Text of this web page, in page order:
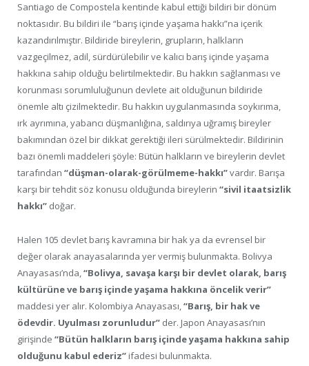
Santiago de Compostela kentinde kabul ettiği bildiri bir dönüm
noktasıdır. Bu bildiri ile “barış içinde yaşama hakkı”na içerik
kazandırılmıştır. Bildiride bireylerin, grupların, halkların
vazgeçilmez, adil, sürdürülebilir ve kalıcı barış içinde yaşama
hakkına sahip olduğu belirtilmektedir. Bu hakkın sağlanması ve
korunması sorumluluğunun devlete ait olduğunun bildiride
önemle altı çizilmektedir. Bu hakkın uygulanmasında soykırıma,
ırk ayrımına, yabancı düşmanlığına, saldırıya uğramış bireyler
bakımından özel bir dikkat gerektiği ileri sürülmektedir. Bildirinin
bazı önemli maddeleri şöyle: Bütün halkların ve bireylerin devlet
tarafından “düşman-olarak-görülmeme-hakkı”vardır. Barışa
karşı bir tehdit söz konusu olduğunda bireylerin “sivil itaatsizlik
hakkı” doğar.
Halen 105 devlet barış kavramına bir hak ya da evrensel bir
değer olarak anayasalarında yer vermiş bulunmakta. Bolivya
Anayasası’nda, “Bolivya, savaşa karşı bir devlet olarak, barış
kültürüne ve barış içinde yaşama hakkına öncelik verir”
maddesi yer alır. Kolombiya Anayasası, “Barış, bir hak ve
ödevdir. Uyulması zorunludur” der. Japon Anayasası’nın
girişinde “Bütün halkların barış içinde yaşama hakkına sahip
olduğunu kabul ederiz” ifadesi bulunmakta.